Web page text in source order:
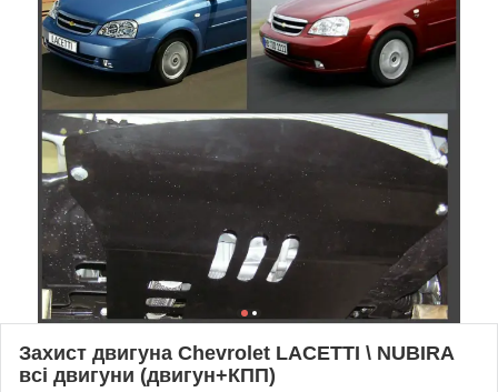
Захист двигуна Chevrolet LACETTI \ NUBIRA
всі двигуни (двигун+КПП)